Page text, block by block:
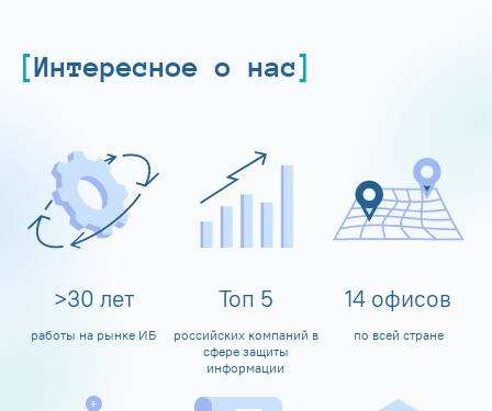
Интересное о нас
>30 лет
работы на рынке ИБ
Топ 5
российских компаний в
сфере защиты
информации
14 офисов
по всей стране